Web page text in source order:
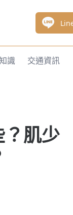
識 交通資訊
肌少